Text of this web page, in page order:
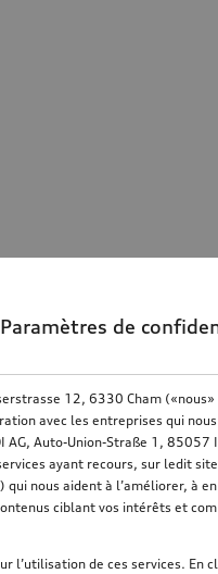
Paramètres de
12, 6330 Cham
avec les entreprises qui
AG, Auto-Union-Straße 1,
ayant recours, sur ledit
nous aident à l’améliorer, à
ciblant vos intérêts et
l’utilisation de ces services. En